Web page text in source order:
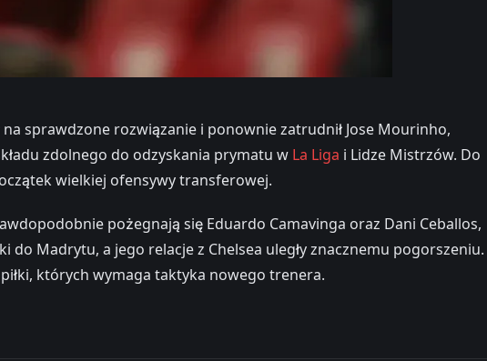
sprawdzone rozwiązanie i ponownie zatrudnił Jose Mourinho,
zdolnego do odzyskania prymatu w La Liga i Lidze Mistrzów. Do
wielkiej ofensywy transferowej.
pożegnają się Eduardo Camavinga oraz Dani Ceballos,
Madrytu, a jego relacje z Chelsea uległy znacznemu pogorszeniu.
których wymaga taktyka nowego trenera.